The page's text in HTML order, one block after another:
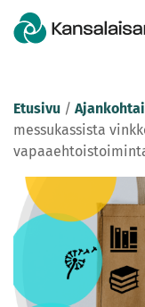
Etusivu /
messukassista